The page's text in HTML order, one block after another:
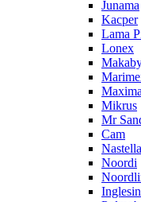
Junama
Kacper
Lama
Lonex
Maxima
Mikrus
Mr
Cam
Nastella
Noordi